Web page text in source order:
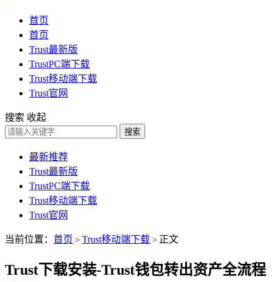
首页
首页
Trust最新版
TrustPC端下载
Trust移动端下载
Trust官网
搜索 收起
搜索
最新推荐
Trust最新版
TrustPC端下载
Trust移动端下载
Trust官网
当前位置： 首页 > Trust移动端下载 > 正文
Trust下载安装-Trust钱包转出资产全流程